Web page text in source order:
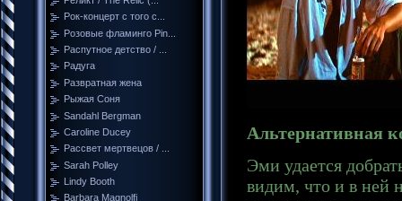
Рок-концерт с того с...
Розовые фламинго Pin...
Распутное детство / ...
Радуга
Развратная жена
Рыжая Соня
Sandahl Bergman
Caroline Ducey
Рассвет мертвецов / ...
Sarah Polley
Lindy Booth
Barbara Magnolfi
Альтернативная
Эми удается
видим, что и в ней